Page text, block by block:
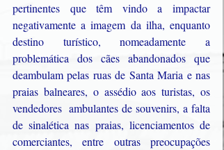
pertinentes que têm vindo a impactar
negativamente a imagem da ilha, enquanto
destino turístico, nomeadamente a
problemática dos cães abandonados que
deambulam pelas ruas de Santa Maria e nas
praias balneares, o assédio aos turistas, os
vendedores  ambulantes de souvenirs, a falta
de sinalética nas praias, licenciamentos de
comerciantes, entre outras preocupações